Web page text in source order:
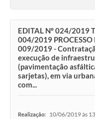
EDITAL Nº 024/2019
004/2019 PROCESSO
009/2019 -
execução de
(pavimentação
sarjetas), em via
com...
Realização: 10/06/2019 às